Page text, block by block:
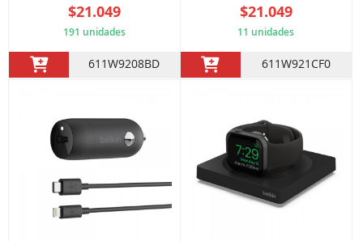
$21.049
191 unidades
611W9208BD
$21.049
11 unidades
611W921CF0